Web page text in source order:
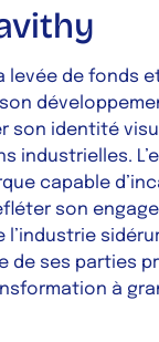
levée de fonds
son identité
industrielles.
capable
son
de ses parties
à